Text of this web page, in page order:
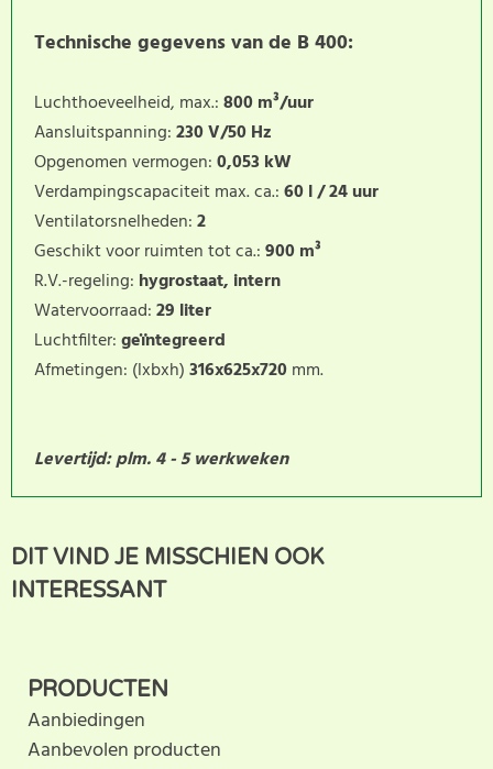
Technische gegevens van de B 400:
Luchthoeveelheid, max.:800 m³/uur
Aansluitspanning:230 V/50 Hz
Opgenomen vermogen:0,053 kW
Verdampingscapaciteit max. ca.:60 l / 24 uur
Ventilatorsnelheden:2
Geschikt voor ruimten tot ca.:900 m³
R.V.-regeling: hygrostaat, intern
Watervoorraad:29 liter
Luchtfilter:geïntegreerd
Afmetingen: (lxbxh)316x625x720mm.
Levertijd: plm. 4 - 5 werkweken
SCHRIJF BEOORDELING
Dit product heeft nog geen
klantbeoordeling. U helpt
anderen met hun keuze door uw ervaring te delen.
DIT VIND JE MISSCHIEN OOK
INTERESSANT
PRODUCTEN
Aanbiedingen
Aanbevolen producten